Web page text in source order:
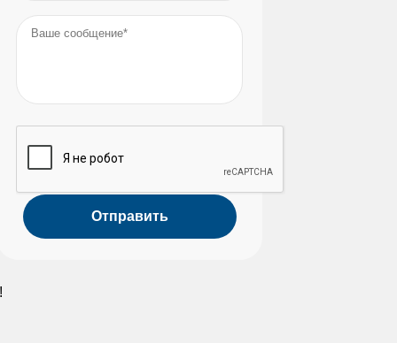
Ваше сообщение